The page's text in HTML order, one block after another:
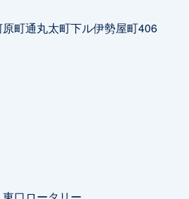
町通丸太町下ル伊勢屋町406